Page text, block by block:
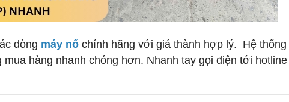
dòng máy nổ chính hãng với giá thành hợp lý. Hệ thống
hàng nhanh chóng hơn. Nhanh tay gọi điện tới hotline